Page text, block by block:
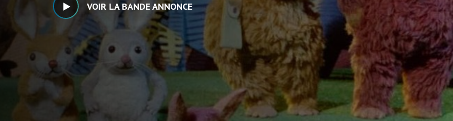
VOIR LA BANDE ANNONCE